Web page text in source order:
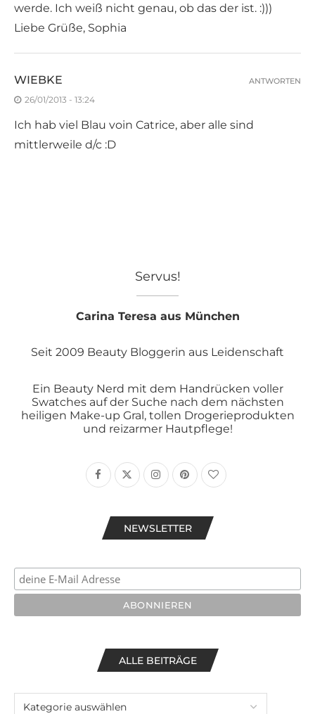
werde. Ich weiß nicht genau, ob das der ist. :)))
Liebe Grüße, Sophia
WIEBKE
26/01/2013 - 13:24
Ich hab viel Blau voin Catrice, aber alle sind
mittlerweile d/c :D
ANTWORTEN
Servus!
Carina Teresa aus München
Seit 2009 Beauty Bloggerin aus Leidenschaft
Ein Beauty Nerd mit dem Handrücken voller
Swatches auf der Suche nach dem nächsten
heiligen Make-up Gral, tollen Drogerieprodukten
und reizarmer Hautpflege!
NEWSLETTER
ALLE BEITRÄGE